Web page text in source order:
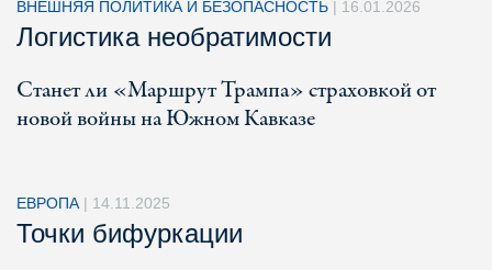
ВНЕШНЯЯ ПОЛИТИКА И БЕЗОПАСНОСТЬ | 16.01.2026
Логистика необратимости
Станет ли «Маршрут Трампа» страховкой от
новой войны на Южном Кавказе
ЕВРОПА | 14.11.2025
Точки бифуркации